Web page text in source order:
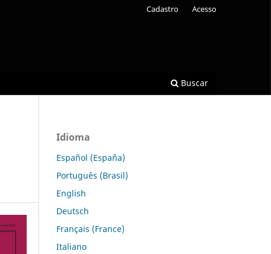
Buscar
Cadastro Acesso
Idioma
Español (España)
Português (Brasil)
English
Deutsch
Français (France)
Italiano